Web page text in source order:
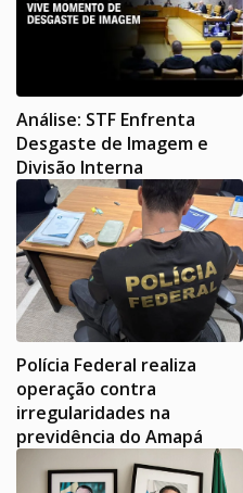
Análise: STF Enfrenta
Desgaste de Imagem e
Divisão Interna
Polícia Federal realiza
operação contra
irregularidades na
previdência do Amapá